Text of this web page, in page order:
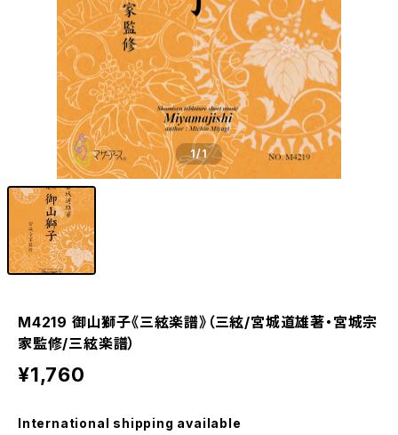
1/1
M4219 御山獅子《三絃楽譜》（三絃/宮城道雄著・宮城宗
家監修/三絃楽譜）
¥1,760
International shipping available